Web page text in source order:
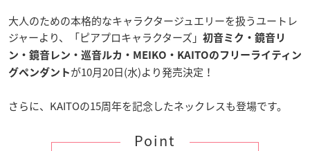
大人のための本格的なキャラクタージュエリーを扱うユートレ
ジャーより、「ピアプロキャラクターズ」 初音ミク・鏡音リ
ン・鏡音レン・巡音ルカ・MEIKO・KAITOのフリーライティン
グペンダント が10月20日(水)より発売決定！
さらに、KAITOの15周年を記念したネックレスも登場です。
Point